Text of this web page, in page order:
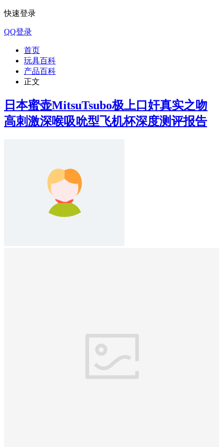
快速登录
QQ登录
首页
玩具百科
产品百科
正文
日本蜜壶MitsuTsubo极上口奸真实之吻
高刺激深喉吸吮型飞机杯深度测评报告